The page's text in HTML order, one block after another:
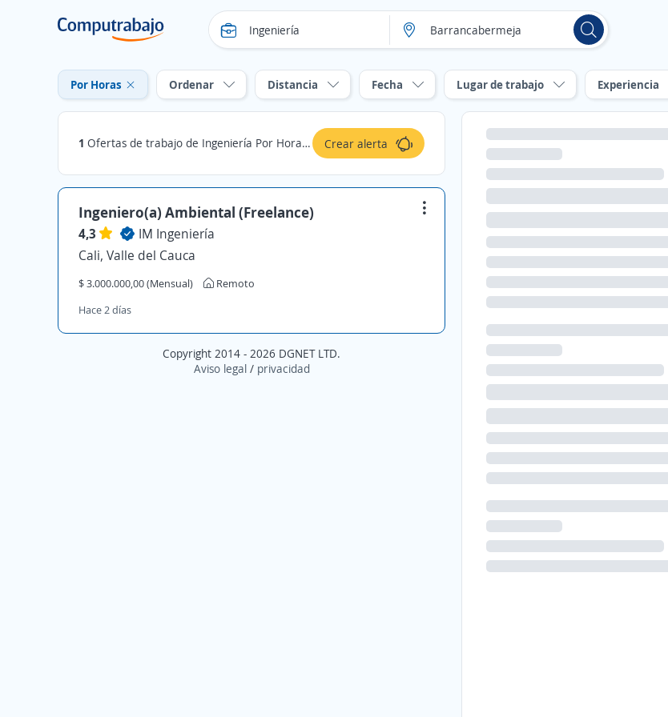
Por Horas Ordenar Distancia Fecha Lugar de trabajo Experiencia
1 Ofertas de trabajo de Ingeniería Por Horas en Barrancabermeja, Santander Crear alerta
Ingeniero(a) Ambiental (Freelance)
4,3
IM Ingeniería
Cali, Valle del Cauca
$ 3.000.000,00 (Mensual)
Remoto
Hace 2 días
Copyright 2014 - 2026 DGNET LTD.
Aviso legal/ privacidad